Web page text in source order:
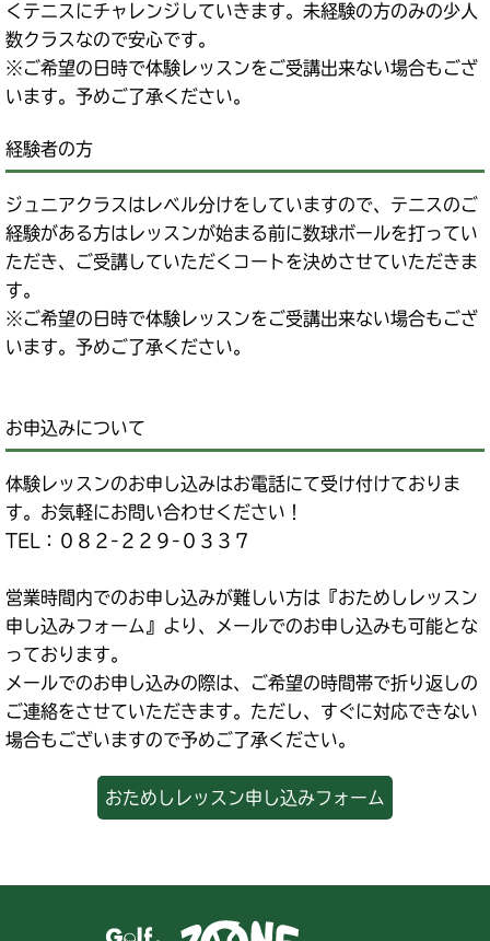
くテニスにチャレンジしていきます。未経験の方のみの少人
数クラスなので安心です。
※ご希望の日時で体験レッスンをご受講出来ない場合もござ
います。予めご了承ください。
経験者の方
ジュニアクラスはレベル分けをしていますので、テニスのご
経験がある方はレッスンが始まる前に数球ボールを打ってい
ただき、ご受講していただくコートを決めさせていただきま
す。
※ご希望の日時で体験レッスンをご受講出来ない場合もござ
います。予めご了承ください。
お申込みについて
体験レッスンのお申し込みはお電話にて受け付けておりま
す。お気軽にお問い合わせください！
TEL：０８２-２２９-０３３７
営業時間内でのお申し込みが難しい方は『おためしレッスン
申し込みフォーム』より、メールでのお申し込みも可能とな
っております。
メールでのお申し込みの際は、ご希望の時間帯で折り返しの
ご連絡をさせていただきます。ただし、すぐに対応できない
場合もございますので予めご了承ください。
おためしレッスン申し込みフォーム